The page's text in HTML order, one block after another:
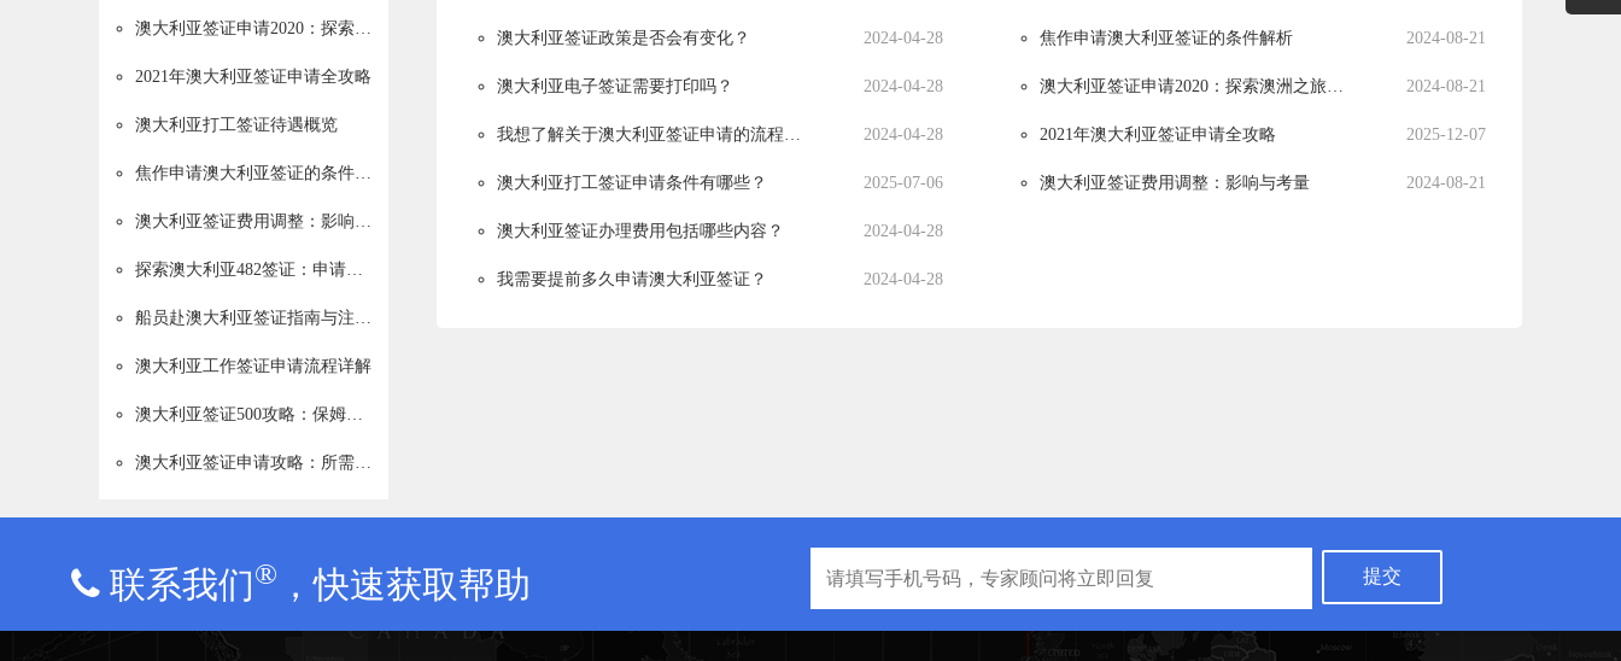
澳大利亚签证申请2020：探索澳洲之旅的必备指南
2021年澳大利亚签证申请全攻略
澳大利亚打工签证待遇概览
焦作申请澳大利亚签证的条件解析
澳大利亚签证费用调整：影响与考量
探索澳大利亚482签证：申请条件与流程详解
船员赴澳大利亚签证指南与注意事项
澳大利亚工作签证申请流程详解
澳大利亚签证500攻略：保姆级教程助你顺利留学
澳大利亚签证申请攻略：所需材料与流程详解
澳大利亚签证政策是否会有变化？ 2024-04-28
澳大利亚电子签证需要打印吗？ 2024-04-28
我想了解关于澳大利亚签证申请的流程该怎么办？ 2024-04-28
澳大利亚打工签证申请条件有哪些？ 2025-07-06
澳大利亚签证办理费用包括哪些内容？ 2024-04-28
我需要提前多久申请澳大利亚签证？ 2024-04-28
焦作申请澳大利亚签证的条件解析 2024-08-21
澳大利亚签证申请2020：探索澳洲之旅的必备指南 2024-08-21
2021年澳大利亚签证申请全攻略 2025-12-07
澳大利亚签证费用调整：影响与考量 2024-08-21
联系我们® ，快速获取帮助 提交